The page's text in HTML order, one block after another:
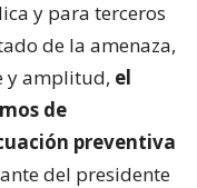
y para terceros
de la amenaza,
y amplitud, el
de
preventiva
del presidente